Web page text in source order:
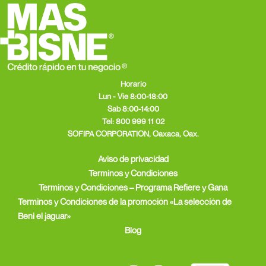
Horario
Lun - Vie 8:00-18:00
Sab 8:00-14:00
Tel:800 999 11 02
SOFIPA CORPORATION, Oaxaca, Oax.
Aviso de privacidad
Terminos y Condiciones
Terminos y Condiciones – Programa Refiere y Gana
Terminos y Condiciones de la promoción «La selección de
Beni el jaguar»
Blog